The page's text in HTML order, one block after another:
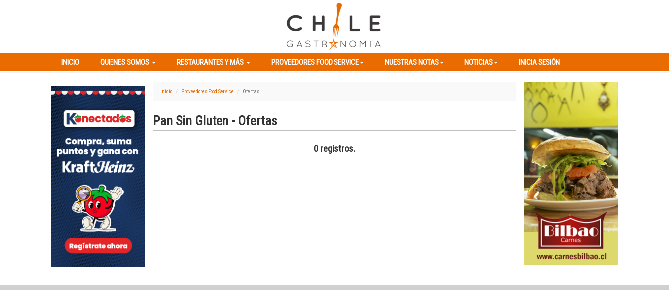
INICIO QUIENES SOMOS RESTAURANTES Y MÁS PROVEEDORES FOOD SERVICE NUESTRAS NOTAS NOTICIAS INICIA SESIÓN
PROVEEDORES FOOD SERVICE
Inicio Proveedores Food Service Ofertas
Pan Sin Gluten - Ofertas
0 registros.